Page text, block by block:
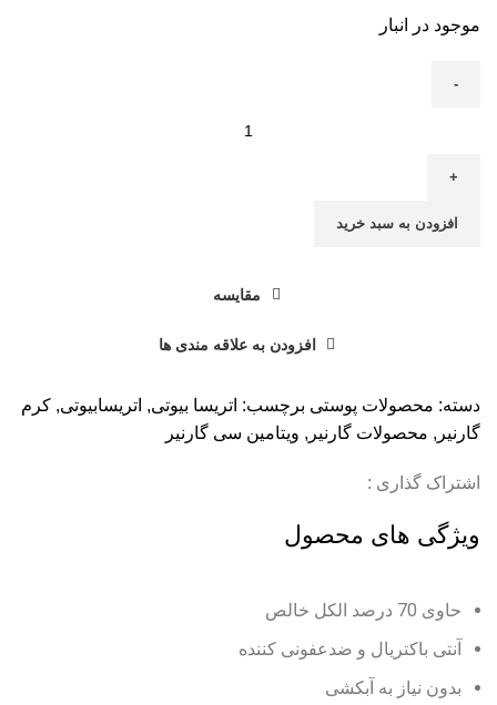
موجود در انبار
افزودن به سبد خرید
مقایسه
افزودن به علاقه مندی ها
دسته: محصولات پوستی برچسب: اتریسا بیوتی, اتریسابیوتی, کرم
گارنیر , محصولات گارنیر , ویتامین سی گارنیر
اشتراک گذاری :
ویژگی های محصول
حاوی 70 درصد الکل خالص
آنتی باکتریال و ضدعفونی کننده
بدون نیاز به آبکشی